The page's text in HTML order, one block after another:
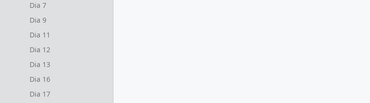
Dia 7
Dia 9
Dia 11
Dia 12
Dia 13
Dia 16
Dia 17